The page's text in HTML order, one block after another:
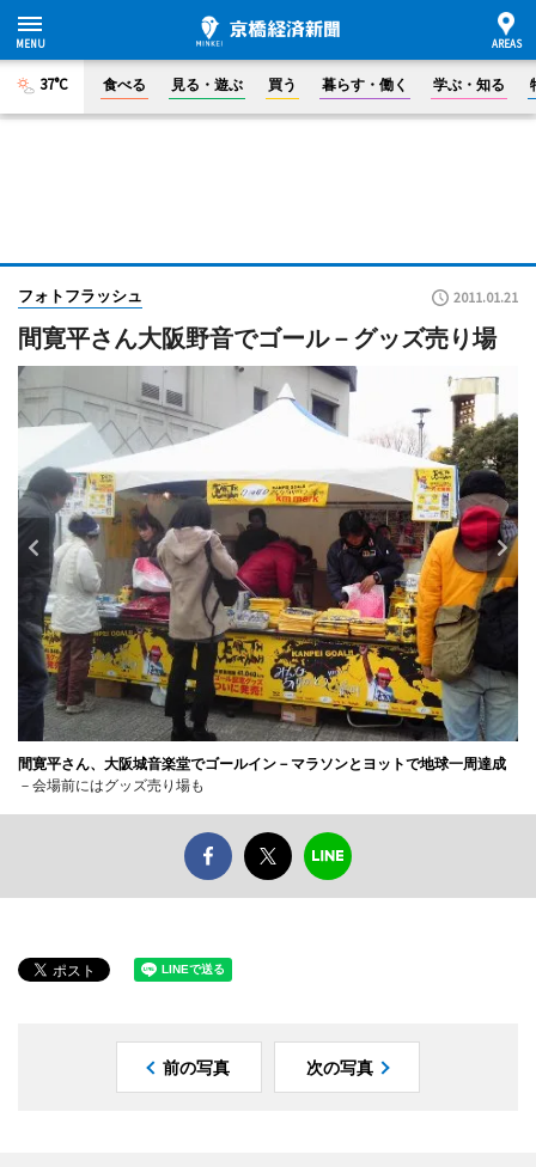
37°C 食べる 見る・遊ぶ 買う 暮らす・働く 学ぶ・知る
フォトフラッシュ 2011.01.21
間寛平さん大阪野音でゴール－グッズ売り場
間寛平さん、大阪城音楽堂でゴールイン－マラソンとヨットで地球一周達成
－会場前にはグッズ売り場も
前の写真 次の写真